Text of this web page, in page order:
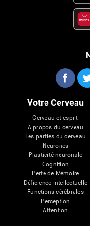
Votre Cerveau
Cerveau et esprit
A propos du cerveau
Les parties du cerveau
Neurones
Plasticité neuronale
Cognition
Perte de Mémoire
Déficience intellectuelle
Functions cérébrales
Perception
Attention